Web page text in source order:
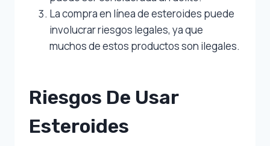
La compra en línea de esteroides puede
involucrar riesgos legales, ya que
muchos de estos productos son ilegales.
Riesgos De Usar
Esteroides